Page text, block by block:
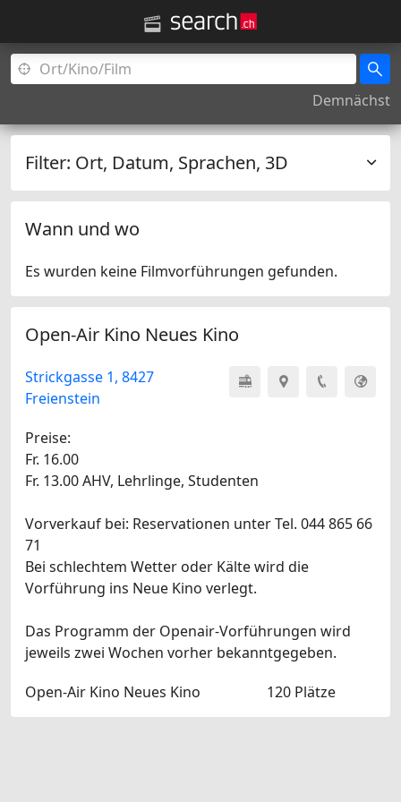
Demnächst
Filter: Ort, Datum, Sprachen, 3D
Wann und wo
Es wurden keine Filmvorführungen gefunden.
Open-Air Kino Neues Kino
Strickgasse 1, 8427
Freienstein
Preise:
Fr. 16.00
Fr. 13.00 AHV, Lehrlinge, Studenten
Vorverkauf bei: Reservationen unter Tel. 044 865 66
71
Bei schlechtem Wetter oder Kälte wird die
Vorführung ins Neue Kino verlegt.
Das Programm der Openair-Vorführungen wird
jeweils zwei Wochen vorher bekanntgegeben.
Open-Air Kino Neues Kino
120 Plätze